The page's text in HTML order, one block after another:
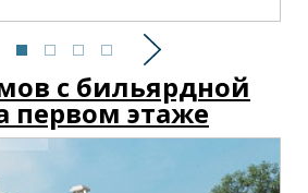
Следующий
с бильярдной
первом этаже